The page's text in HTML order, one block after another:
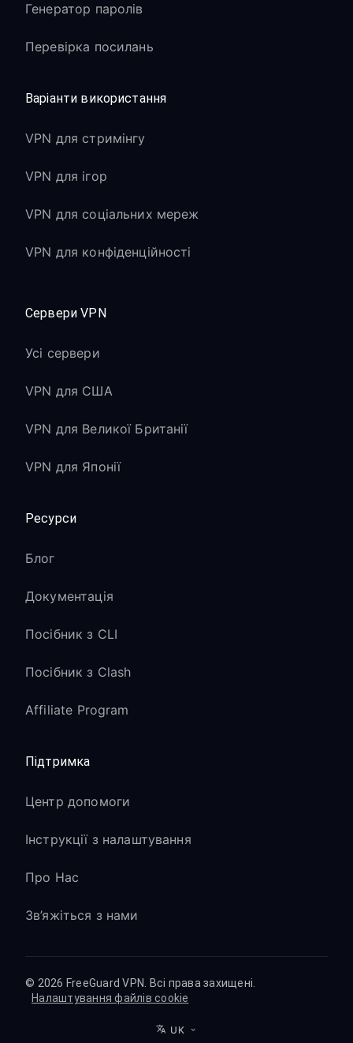
Генератор паролів
Перевірка посилань
Варіанти використання
VPN для стримінгу
VPN для ігор
VPN для соціальних мереж
VPN для конфіденційності
Сервери VPN
Усі сервери
VPN для США
VPN для Великої Британії
VPN для Японії
Ресурси
Блог
Документація
Посібник з CLI
Посібник з Clash
Affiliate Program
Підтримка
Центр допомоги
Інструкції з налаштування
Про Нас
Зв’яжіться з нами
© 2026 FreeGuard VPN. Всі права захищені.
Налаштування файлів cookie
UK